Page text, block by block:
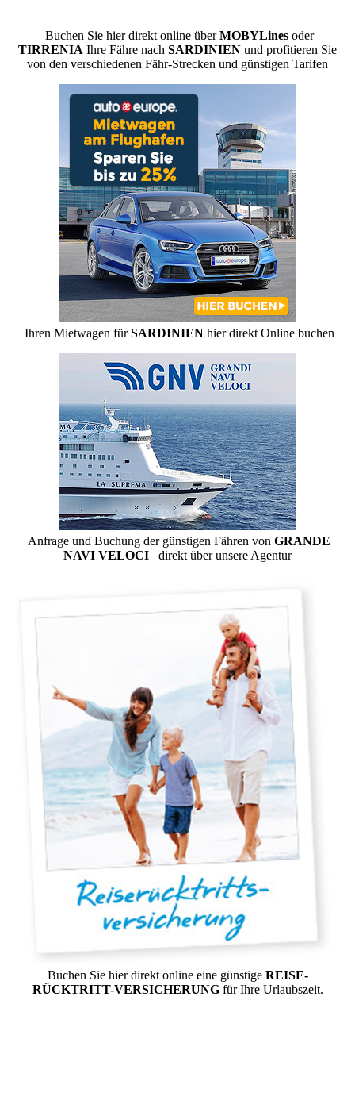
Buchen Sie hier direkt online überMOBYLines oder
TIRRENIA Ihre Fähre nach SARDINIEN und profitieren Sie
von den verschiedenen Fähr-Strecken und günstigen Tarifen
Ihren Mietwagen fürSARDINIENhier direkt Online buchen
Anfrage und Buchung der günstigen Fähren von GRANDE
NAVI VELOCI direkt über unsere Agentur
Buchen Sie hier direkt online eine günstige REISE-
RÜCKTRITT-VERSICHERUNGfür Ihre Urlaubszeit.